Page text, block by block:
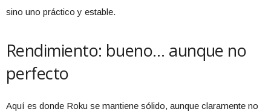
sino uno práctico y estable.
Rendimiento: bueno… aunque no
perfecto
Aquí es donde Roku se mantiene sólido, aunque claramente no